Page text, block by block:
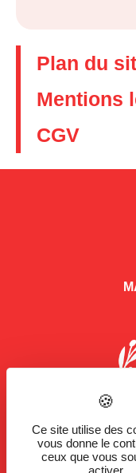
Plan du
Mentions
CGV
Ce site utilise des
vous donne le
ceux que vous
activer